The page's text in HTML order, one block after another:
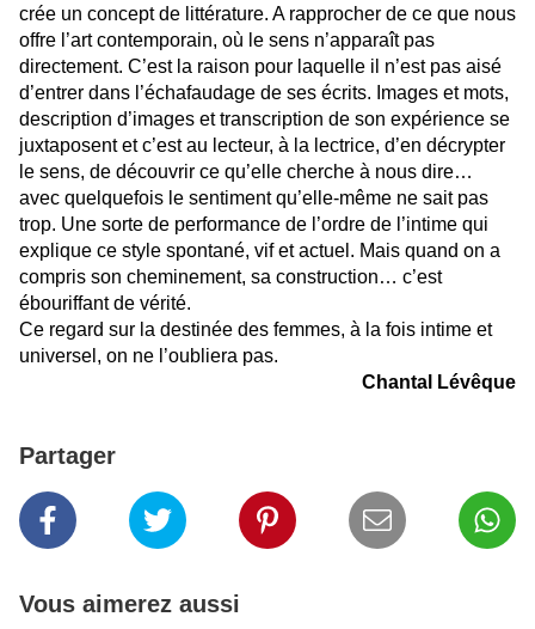
crée un concept de littérature. A rapprocher de ce que nous
offre l’art contemporain, où le sens n’apparaît pas
directement. C’est la raison pour laquelle il n’est pas aisé
d’entrer dans l’échafaudage de ses écrits. Images et mots,
description d’images et transcription de son expérience se
juxtaposent et c’est au lecteur, à la lectrice, d’en décrypter
le sens, de découvrir ce qu’elle cherche à nous dire…
avec quelquefois le sentiment qu’elle-même ne sait pas
trop. Une sorte de performance de l’ordre de l’intime qui
explique ce style spontané, vif et actuel. Mais quand on a
compris son cheminement, sa construction… c’est
ébouriffant de vérité.
Ce regard sur la destinée des femmes, à la fois intime et
universel, on ne l’oubliera pas.
Chantal Lévêque
Partager
Vous aimerez aussi